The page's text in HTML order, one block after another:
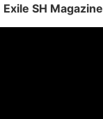
Exile SH Magazine